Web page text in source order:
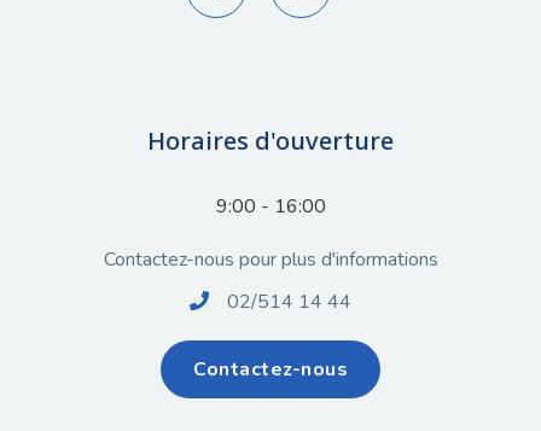
Horaires d'ouverture
9:00 - 16:00
Contactez-nous pour plus d'informations
 02/514 14 44
Contactez-nous